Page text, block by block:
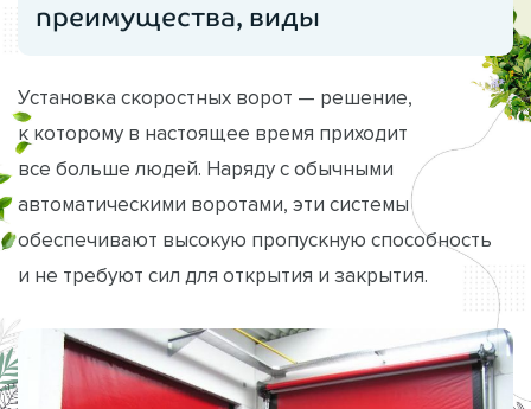
преимущества, виды
Установка скоростных ворот — решение,
к которому в настоящее время приходит
все больше людей. Наряду с обычными
автоматическими воротами, эти системы
обеспечивают высокую пропускную способность
и не требуют сил для открытия и закрытия.